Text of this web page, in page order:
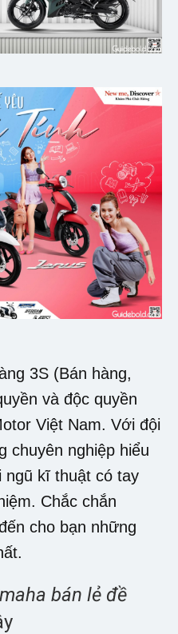
3S (Bán hàng,
và độc quyền
Việt Nam. Với đội
chuyên nghiệp hiểu
ngũ kĩ thuật có tay
Chắc chắn
cho bạn những
bán lẻ đề